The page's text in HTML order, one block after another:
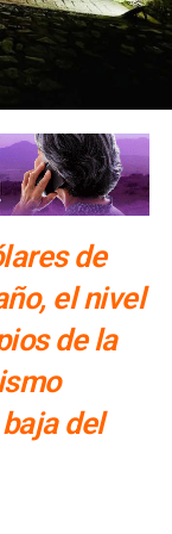
de
el nivel
de la
del